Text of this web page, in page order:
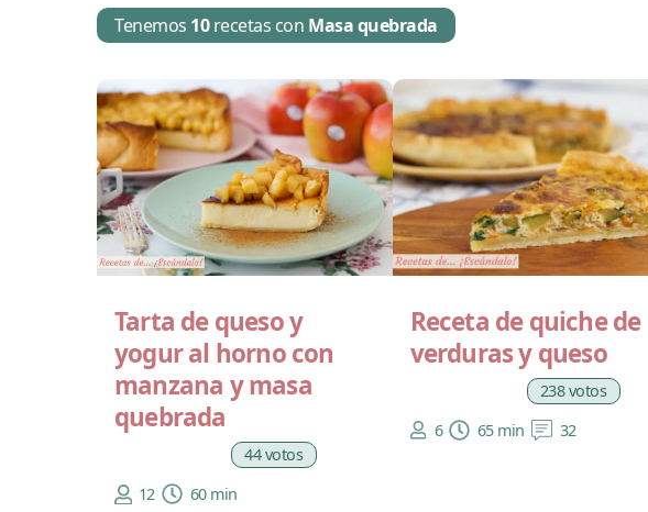
Tenemos 10recetas con Masa quebrada
Tarta de queso y
yogur al horno con
manzana y masa
quebrada
44 votos
12
60 min
Receta de quiche de
verduras y queso
238 votos
6
65 min 32